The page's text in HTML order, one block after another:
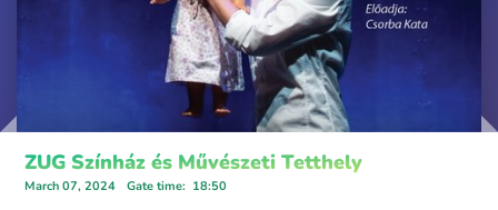
ZUG Színház és Művészeti Tetthely
March 07, 2024 Gate time: 18:50